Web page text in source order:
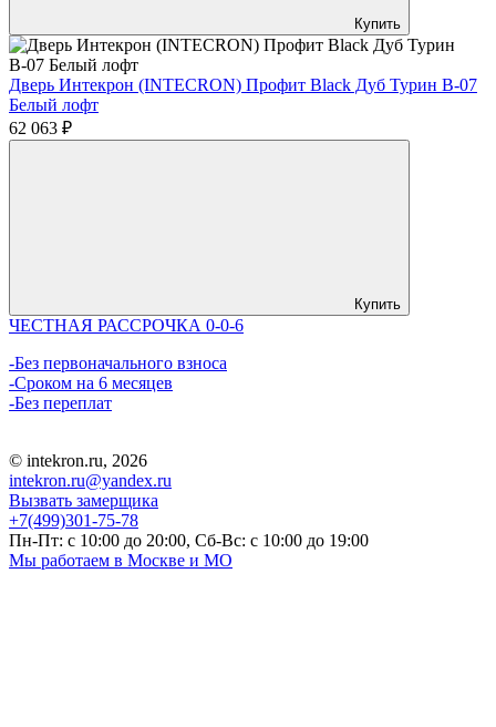
Купить
Дверь Интекрон (INTECRON) Профит Black Дуб Турин В-07
Белый лофт
62 063 ₽
Купить
ЧЕСТНАЯ РАССРОЧКА 0-0-6
-Без первоначального взноса
-Сроком на 6 месяцев
-Без переплат
© intekron.ru, 2026
intekron.ru@yandex.ru
Вызвать замерщика
+7(499)301-75-78
Пн-Пт: с 10:00 до 20:00, Сб-Вс: с 10:00 до 19:00
Мы работаем в Москве и МО